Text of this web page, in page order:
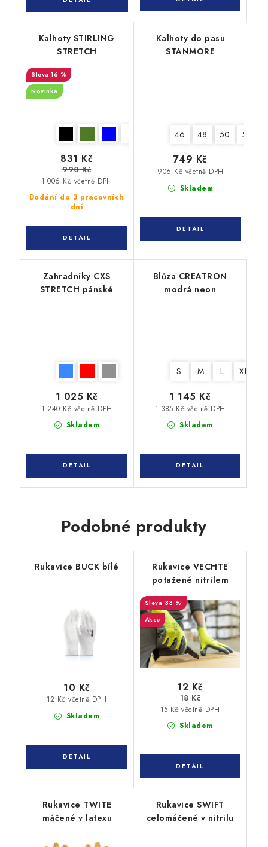
Kalhoty STIRLING
STRETCH
16 %
Novinka
Dodání do 3 pracovních
dní
1 006 Kč včetně DPH
831 Kč
990 Kč
Kalhoty do pasu
STANMORE
46 48 50 52
Skladem
906 Kč včetně DPH
749 Kč
Zahradníky CXS
STRETCH pánské
Skladem
1 240 Kč včetně DPH
1 025 Kč
Blůza CREATRON
modrá neon
S M L XL
Skladem
1 385 Kč včetně DPH
1 145 Kč
Podobné produkty
Rukavice BUCK bílé
Skladem
12 Kč včetně DPH
10 Kč
Rukavice VECHTE
potažené nitrilem
33 %
Akce
Skladem
15 Kč včetně DPH
12 Kč
18 Kč
Rukavice TWITE
máčené v latexu
Rukavice SWIFT
celomáčené v nitrilu